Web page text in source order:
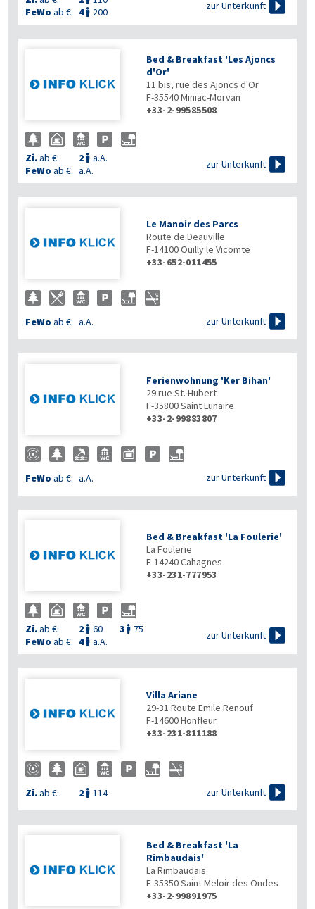
FeWo ab €: 4 200
zur Unterkunft 
Bed & Breakfast 'Les Ajoncs
d'Or'
11 bis, rue des Ajoncs d'Or
F-35540Miniac-Morvan
+33-2-99585508
Zi.ab €: 2  a.A.
FeWo ab €: a.A.
zur Unterkunft 
Le Manoir des Parcs
Route de Deauville
F-14100Ouilly le Vicomte
+33-652-011455
FeWo ab €: a.A. zur Unterkunft 
Ferienwohnung 'Ker Bihan'
29 rue St. Hubert
F-35800Saint Lunaire
+33-2-99883807
FeWo ab €: a.A. zur Unterkunft 
Bed & Breakfast 'La Foulerie'
La Foulerie
F-14240Cahagnes
+33-231-777953
Zi.ab €: 2  60 3  75
FeWo ab €: 4 a.A.
zur Unterkunft 
Villa Ariane
29-31 Route Emile Renouf
F-14600Honfleur
+33-231-811188
Zi.ab €: 2  114 zur Unterkunft 
Bed & Breakfast 'La
Rimbaudais'
La Rimbaudais
F-35350Saint Meloir des Ondes
+33-2-99891975